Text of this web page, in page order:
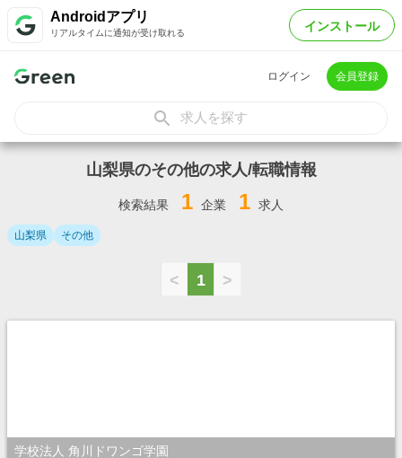
Androidアプリ
リアルタイムに通知が受け取れる インストール
ログイン 会員登録
求人を探す
山梨県のその他の求人/転職情報
検索結果 1 企業 1 求人
山梨県 その他
< 1 >
学校法人 角川ドワンゴ学園